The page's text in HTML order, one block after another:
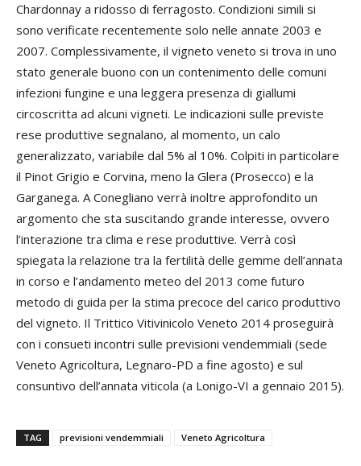
Chardonnay a ridosso di ferragosto. Condizioni simili si
sono verificate recentemente solo nelle annate 2003 e
2007. Complessivamente, il vigneto veneto si trova in uno
stato generale buono con un contenimento delle comuni
infezioni fungine e una leggera presenza di giallumi
circoscritta ad alcuni vigneti. Le indicazioni sulle previste
rese produttive segnalano, al momento, un calo
generalizzato, variabile dal 5% al 10%. Colpiti in particolare
il Pinot Grigio e Corvina, meno la Glera (Prosecco) e la
Garganega. A Conegliano verrà inoltre approfondito un
argomento che sta suscitando grande interesse, ovvero
l’interazione tra clima e rese produttive. Verrà così
spiegata la relazione tra la fertilità delle gemme dell’annata
in corso e l’andamento meteo del 2013 come futuro
metodo di guida per la stima precoce del carico produttivo
del vigneto. Il Trittico Vitivinicolo Veneto 2014 proseguirà
con i consueti incontri sulle previsioni vendemmiali (sede
Veneto Agricoltura, Legnaro-PD a fine agosto) e sul
consuntivo dell’annata viticola (a Lonigo-VI a gennaio 2015).
TAG previsioni vendemmiali Veneto Agricoltura